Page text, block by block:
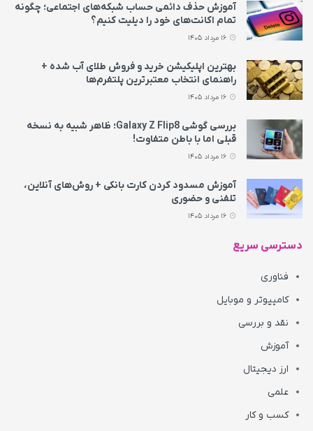
آموزش حذف دائمی حساب شبکه‌های اجتماعی؛ چگونه
تمام اکانت‌های خود را دیلیت کنیم؟
بهترین اپلیکیشن خرید و فروش طلای آب شده +
راهنمای انتخاب معتبرترین پلتفرم‌ها
بررسی گوشی Galaxy Z Flip8؛ ظاهر شبیه به نسخه
قبلی اما با باطن متفاوت!
آموزش مسدود کردن کارت بانکی + روش‌های آنلاین،
تلفنی و حضوری
دسترسی سریع
فناوری
کامپیوتر و موبایل
نقد و بررسی
آموزش
ارز دیجیتال
علمی
کسب و کار